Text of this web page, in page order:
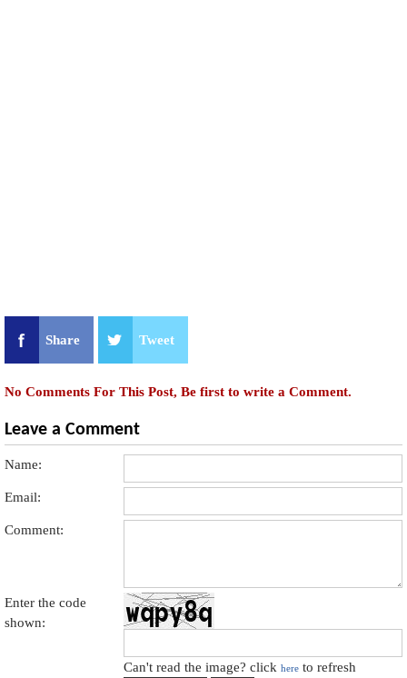
Share Tweet
No Comments For This Post, Be first to write a Comment.
Leave a Comment
Name:
Email:
Comment:
Enter the code
shown:
Can't read the image? clickhere to refresh